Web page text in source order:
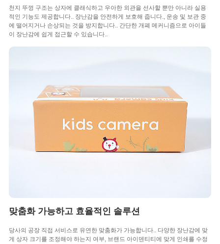
천지 뚜껑 구조는 상자에 클래식하고 우아한 외관을 선사할 뿐만 아니라 실용
적인 기능도 제공합니다.. 장난감을 안전하게 보호해 줍니다., 운송 및 보관 중
에 떨어지거나 손상되는 것을 방지합니다.. 간단한 개폐 메커니즘으로 아이들
이 장난감에 쉽게 접근할 수 있습니다..
맞춤화 가능하고 효율적인 솔루션
당사의 공장 직접 서비스로 유연한 맞춤화가 가능합니다.. 다양한 장난감에 맞
게 상자 크기를 조정해야 하는지 여부, 브랜드 아이덴티티에 맞게 인쇄를 수정